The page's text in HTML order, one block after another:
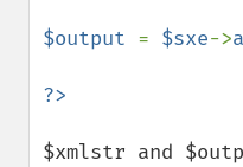
$output = $sxe->
$xmlstr and